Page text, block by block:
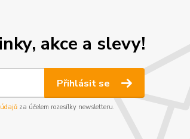
akce a slevy!
Přihlásit se
za účelem rozesílky newsletteru.